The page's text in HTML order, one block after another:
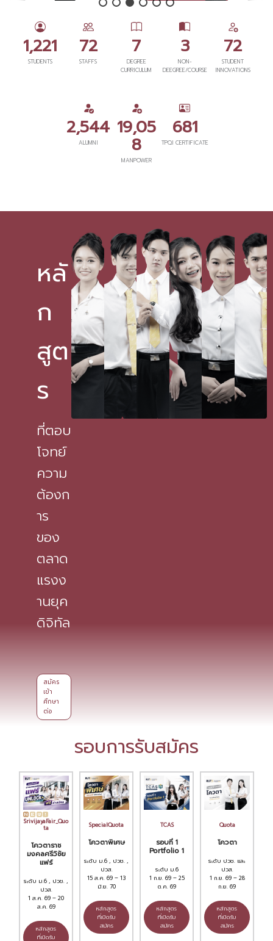
1,221
STUDENTS
72
STAFFS
7
DEGREE
CURRICULUM
3
NON-
DEEGREE/COURSE
72
STUDENT
INNOVATIONS
2,544
ALUMNI
19,05
8
MANPOWER
681
TPQI CERTIFICATE
หลั
ก
สูต
ร
ที่ตอบ
โจทย์
ความ
ต้องก
าร
ของ
ตลาด
แรงง
านยุค
ดิจิทัล
สมัคร
เข้า
ศึกษา
ต่อ
รอบการรับสมัคร
SrivijayaFair_Quo
ta
โควตาราช
มงคลศรีวิชัย
แฟร์
ระดับ ม.6 , ปวช. ,
ปวส.
1 ส.ค. 69 – 20
ส.ค. 69
หลักสูตร
ที่เปิดรับ
SpecialQuota
โควตาพิเศษ
ระดับ ม.6 , ปวช. ,
ปวส.
15 ส.ค. 69 – 13
มิ.ย. 70
หลักสูตร
ที่เปิดรับ
สมัคร
TCAS
รอบที่ 1
Portfolio 1
ระดับ ม.6
1 ก.ย. 69 – 25
ต.ค. 69
หลักสูตร
ที่เปิดรับ
สมัคร
Quota
โควตา
ระดับ ปวช. และ
ปวส.
1 ก.ย. 69 – 28
ก.ย. 69
หลักสูตร
ที่เปิดรับ
สมัคร